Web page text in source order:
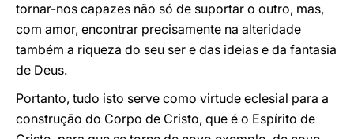
tornar-nos capazes não só de suportar o outro, mas,
com amor, encontrar precisamente na alteridade
também a riqueza do seu ser e das ideias e da fantasia
de Deus.
Portanto, tudo isto serve como virtude eclesial para a
construção do Corpo de Cristo, que é o Espírito de